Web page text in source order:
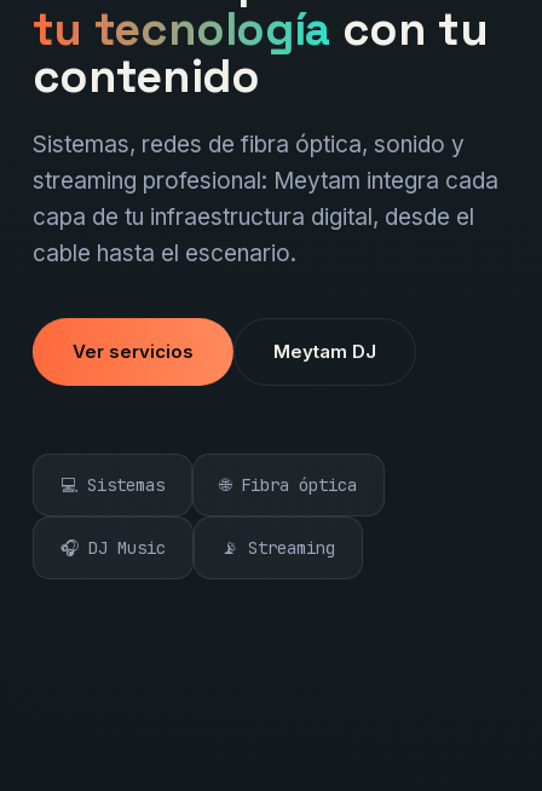
tu tecnología con tu
contenido
Sistemas, redes de fibra óptica, sonido y
streaming profesional: Meytam integra cada
capa de tu infraestructura digital, desde el
cable hasta el escenario.
Ver servicios Meytam DJ
💻 Sistemas 🌐 Fibra óptica
🎧 DJ Music 📡 Streaming